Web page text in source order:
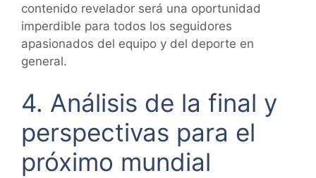
contenido revelador será una oportunidad
imperdible para todos los seguidores
apasionados del equipo y del deporte en
general.
4. Análisis de la final y
perspectivas para el
próximo mundial